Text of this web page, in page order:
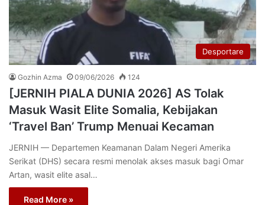
Desportare
Gozhin Azma 09/06/2026 124
[JERNIH PIALA DUNIA 2026] AS Tolak
Masuk Wasit Elite Somalia, Kebijakan
‘Travel Ban’ Trump Menuai Kecaman
JERNIH — Departemen Keamanan Dalam Negeri Amerika
Serikat (DHS) secara resmi menolak akses masuk bagi Omar
Artan, wasit elite asal…
Read More »